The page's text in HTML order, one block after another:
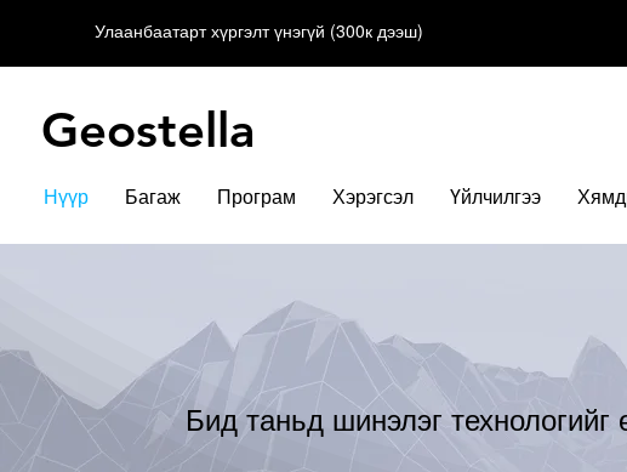
Улаанбаатарт хүргэлт үнэгүй (300к дээш)
Geostella
Нүүр Багаж Програм Хэрэгсэл Үйлчилгээ
Бид таньд шинэлэг